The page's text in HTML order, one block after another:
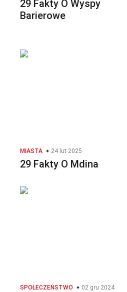
29 Fakty O Wyspy
Barierowe
MIASTA 24 lut 2025
29 Fakty O Mdina
SPOŁECZEŃSTWO 02 gru 2024